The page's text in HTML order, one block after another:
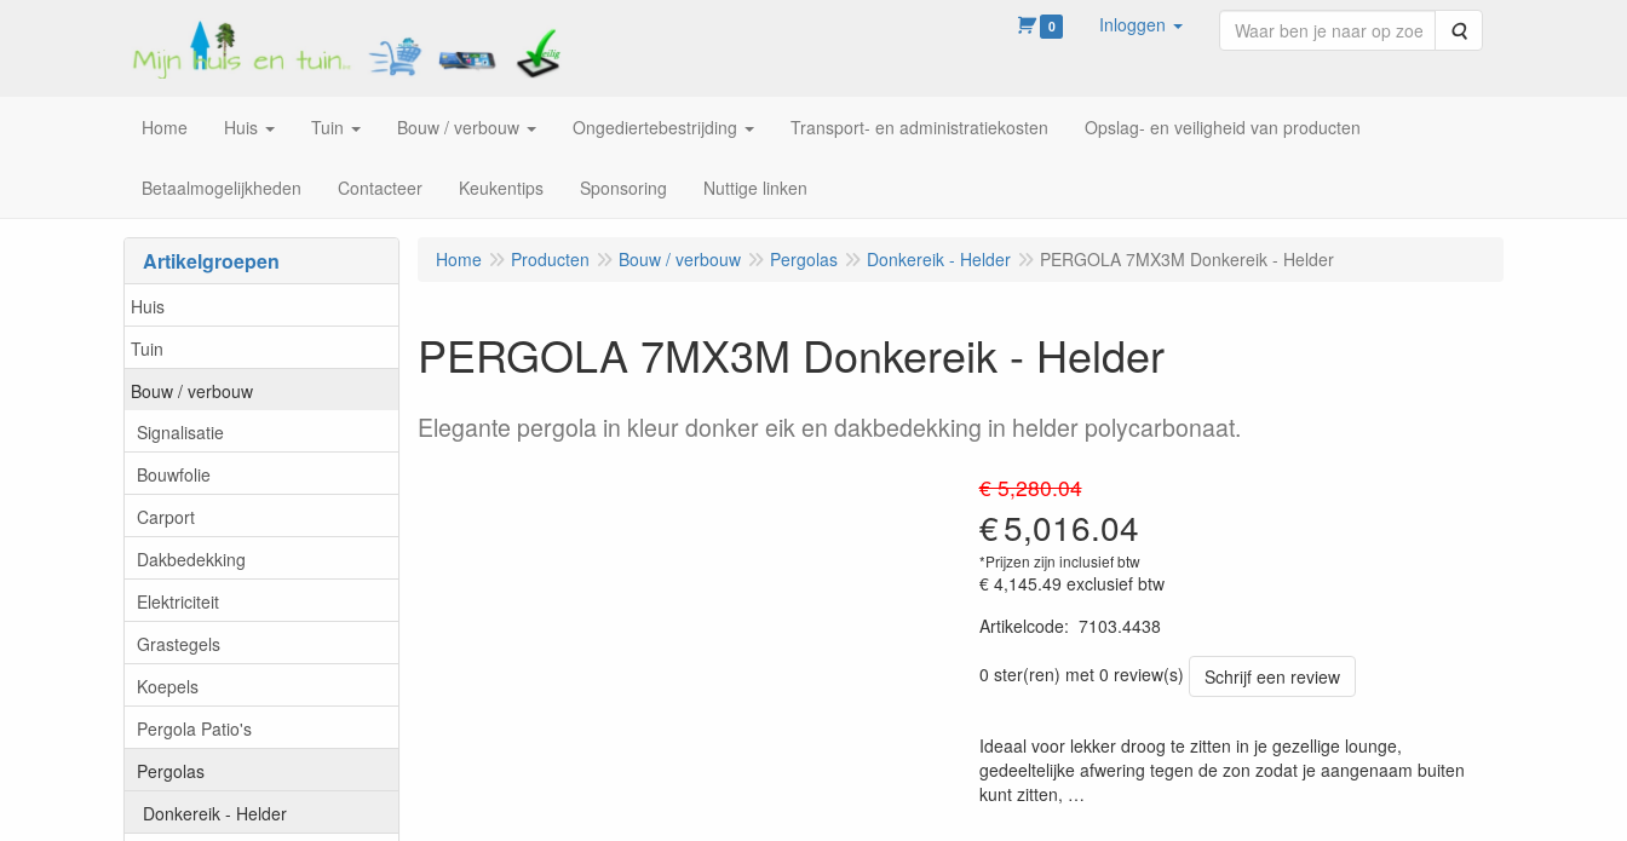
0 Inloggen Zoeken
Home Huis Tuin Bouw / verbouw Ongediertebestrijding Transport- en administratiekosten Opslag- en veiligheid van producten
Betaalmogelijkheden Contacteer Keukentips Sponsoring Nuttige linken
Artikelgroepen
Huis
Tuin
Bouw / verbouw
Signalisatie
Bouwfolie
Carport
Dakbedekking
Elektriciteit
Grastegels
Koepels
Pergola Patio's
Pergolas
Donkereik - Helder
Home Producten Bouw / verbouw Pergolas Donkereik - Helder PERGOLA 7MX3M Donkereik - Helder
PERGOLA 7MX3M Donkereik - Helder
Elegante pergola in kleur donker eik en dakbedekking in helder polycarbonaat.
€ 5,280.04
€5,016.04
*Prijzen zijn inclusief btw
€ 4,145.49 exclusief btw
Artikelcode: 7103.4438
0 ster(ren) met 0 review(s)
Schrijf een review
Ideaal voor lekker droog te zitten in je gezellige lounge,
gedeeltelijke afwering tegen de zon zodat je aangenaam buiten
kunt zitten, …